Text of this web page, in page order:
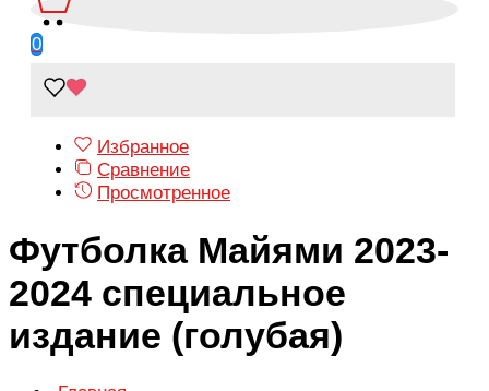
0
Избранное
Сравнение
Просмотренное
Футболка Майями 2023-
2024 специальное
издание (голубая)